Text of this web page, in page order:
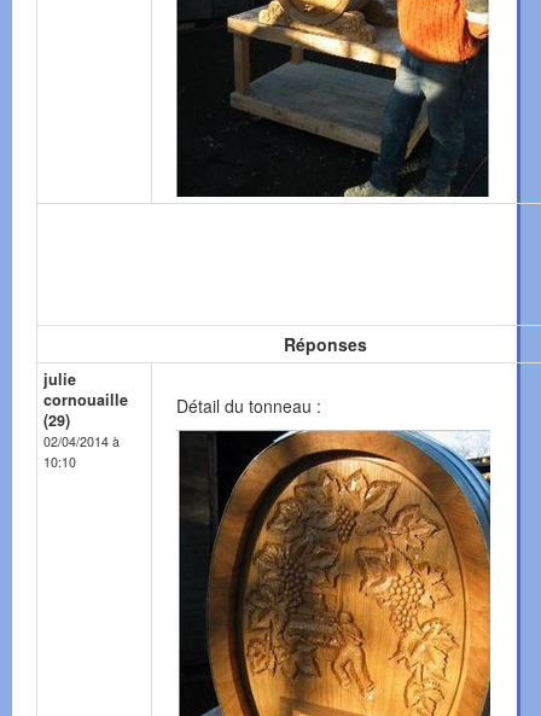
Réponses
julie
cornouaille
(29)
02/04/2014 à
10:10
Détail du tonneau :